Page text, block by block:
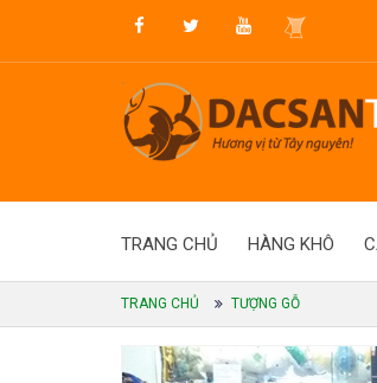
TRANG CHỦ HÀNG KHÔ
TRANG CHỦ TƯỢNG GỖ